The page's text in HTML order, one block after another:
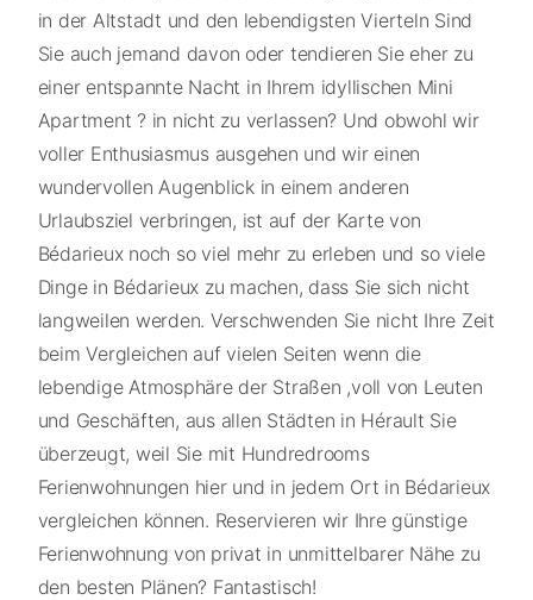
in der Altstadt und den lebendigsten Vierteln Sind
Sie auch jemand davon oder tendieren Sie eher zu
einer entspannte Nacht in Ihrem idyllischen Mini
Apartment ? in nicht zu verlassen? Und obwohl wir
voller Enthusiasmus ausgehen und wir einen
wundervollen Augenblick in einem anderen
Urlaubsziel verbringen, ist auf der Karte von
Bédarieux noch so viel mehr zu erleben und so viele
Dinge in Bédarieux zu machen, dass Sie sich nicht
langweilen werden. Verschwenden Sie nicht Ihre Zeit
beim Vergleichen auf vielen Seiten wenn die
lebendige Atmosphäre der Straßen ,voll von Leuten
und Geschäften, aus allen Städten in Hérault Sie
überzeugt, weil Sie mit Hundredrooms
Ferienwohnungen hier und in jedem Ort in Bédarieux
vergleichen können. Reservieren wir Ihre günstige
Ferienwohnung von privat in unmittelbarer Nähe zu
den besten Plänen? Fantastisch!